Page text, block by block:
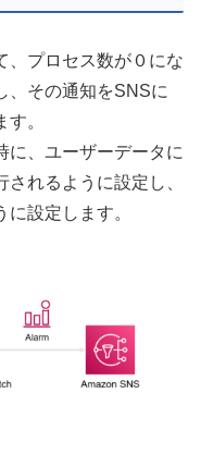
、プロセス数が０にな
、その通知をSNSに
。
に、ユーザーデータに
れるように設定し、
設定します。